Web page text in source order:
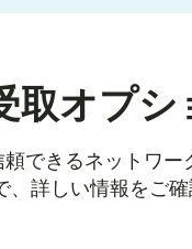
取オプ
できるネットワ
、詳しい情報をご確